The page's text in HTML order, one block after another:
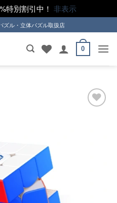
特別割引中！ 非表示
ズル・立体パズル取扱店
0